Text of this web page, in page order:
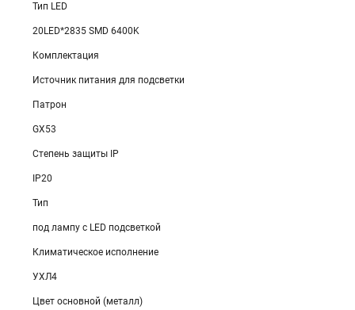
Тип LED
20LED*2835 SMD 6400K
Комплектация
Источник питания для подсветки
Патрон
GX53
Степень защиты IP
IP20
Тип
под лампу с LED подсветкой
Климатическое исполнение
УХЛ4
Цвет основной (металл)